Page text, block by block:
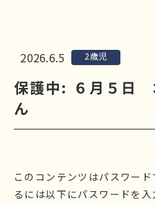
2026.6.5 2歳児
保護中: ６月５日
ん
このコンテンツはパスワー
るには以下にパスワードを入